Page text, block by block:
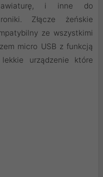
i inne do
Złącze żeńskie
ze wszystkimi
micro USB z funkcją
urządzenie które